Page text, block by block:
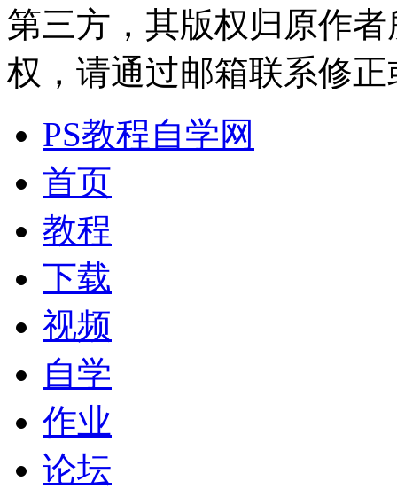
第三方，其版权归原作
权，请通过邮箱联系修正
PS教程自学网
首页
教程
下载
视频
自学
作业
论坛